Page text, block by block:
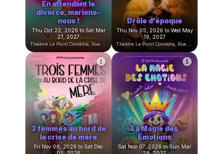
Fri Oct 09, 2026 to Fri Jun 18,
2027
Sat Oct 10, 2026 to Sun Nov
01, 2026
Paroles de Clitoris
Tue Oct 13, 2026 to Wed Apr
14, 2027
Double Jeu
Wed Oct 21, 2026 to Thu Apr
01, 2027